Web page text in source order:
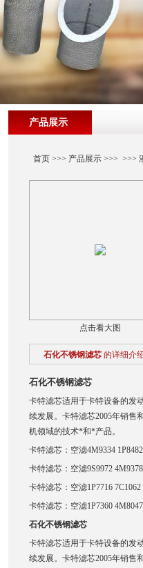
产品展示
首页>>> 产品展示>>> >>>
点击看大图
石化不锈钢滤芯 的详细介
石化不锈钢滤芯
卡特滤芯适用于卡特设备的发
续发展。卡特滤芯2005年销售
机领域的技术*和*产品。
卡特滤芯：空滤4M9334
卡特滤芯：空滤9S9972
卡特滤芯：空滤1P7716
卡特滤芯：空滤1P7360
石化不锈钢滤芯
卡特滤芯适用于卡特设备的发
续发展。卡特滤芯2005年销售